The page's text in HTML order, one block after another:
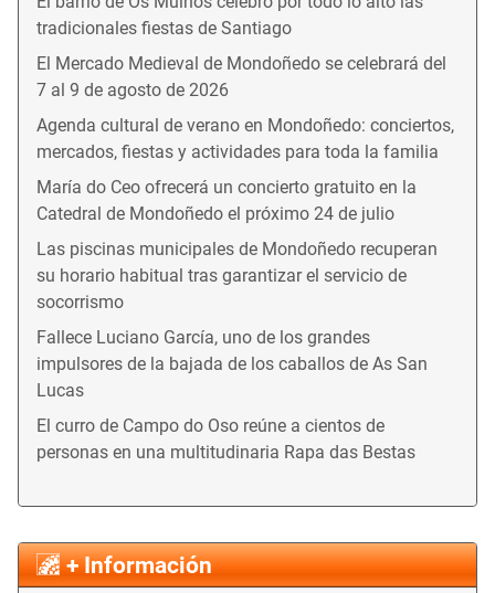
tradicionales fiestas de Santiago
El Mercado Medieval de Mondoñedo se celebrará del
7 al 9 de agosto de 2026
Agenda cultural de verano en Mondoñedo: conciertos,
mercados, fiestas y actividades para toda la familia
María do Ceo ofrecerá un concierto gratuito en la
Catedral de Mondoñedo el próximo 24 de julio
Las piscinas municipales de Mondoñedo recuperan
su horario habitual tras garantizar el servicio de
socorrismo
Fallece Luciano García, uno de los grandes
impulsores de la bajada de los caballos de As San
Lucas
El curro de Campo do Oso reúne a cientos de
personas en una multitudinaria Rapa das Bestas
+ Información